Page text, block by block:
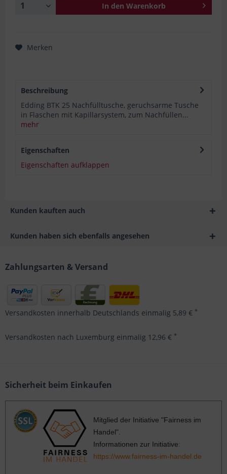
In den Warenkorb
Merken
Beschreibung
Edding BTK 25 Nachfülltusche, geruchsarme Tusche
in Flaschen mit Kapillarsystem, zum Nachfüllen...
mehr
Eigenschaften
Eigenschaften aufklappen
Kunden kauften auch
Kunden haben sich ebenfalls angesehen
Zahlungsarten & Versand
Versandkosten innerhalb Deutschlands einmalig 5,89 € *
Versandkosten nach Luxemburg einmalig 12,96 € *
Sicherheit beim Einkaufen
Mitglied der Initiative "Fairness im
Handel".
Informationen zur Initiative:
https://www.fairness-im-handel.de